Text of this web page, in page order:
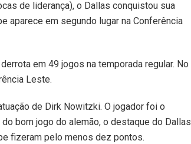
de liderança), o Dallas conquistou sua
aparece em segundo lugar na Conferência
em 49 jogos na temporada regular. No
Leste.
de Dirk Nowitzki. O jogador foi o
bom jogo do alemão, o destaque do Dallas
fizeram pelo menos dez pontos.